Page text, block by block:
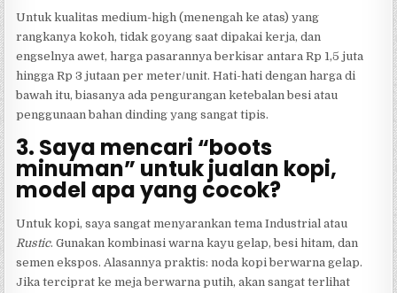
Untuk kualitas medium-high (menengah ke atas) yang
rangkanya kokoh, tidak goyang saat dipakai kerja, dan
engselnya awet, harga pasarannya berkisar antara Rp 1,5 juta
hingga Rp 3 jutaan per meter/unit. Hati-hati dengan harga di
bawah itu, biasanya ada pengurangan ketebalan besi atau
penggunaan bahan dinding yang sangat tipis.
3. Saya mencari “boots
minuman” untuk jualan kopi,
model apa yang cocok?
Untuk kopi, saya sangat menyarankan tema Industrial atau
Rustic. Gunakan kombinasi warna kayu gelap, besi hitam, dan
semen ekspos. Alasannya praktis: noda kopi berwarna gelap.
Jika terciprat ke meja berwarna putih, akan sangat terlihat